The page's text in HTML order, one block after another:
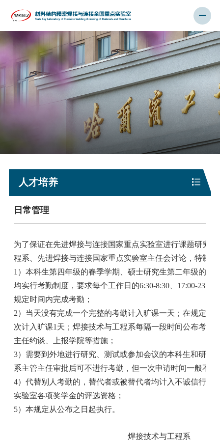
人才培养
日常管理
为了保证在先进焊接与连接国家重点实验室进行课题研究
程系、先进焊接与连接国家重点实验室主任会讨论，特制
1） 本科生第四年级的春季学期、硕士研究生第二年级的秋
均实行考勤制度，要求每个工作日的6:30-8:30、17:00-23:00
规定时间内完成考勤；
2） 当天没有完成一个完整的考勤计入旷课一天；在规定时
次计入旷课1天；焊接技术与工程系每隔一段时间公布考勤
主任约谈、上报学院等措施；
3） 需要到外地进行研究、测试或参加会议的本科生和研究
系主管主任审批后可不进行考勤，但一次申请时间一般不得
4） 代替别人考勤的，替代者或被替代者均计入不诚信行为
实验室各项奖学金的评选资格；
5） 本规定从公布之日起执行。
焊接技术与工程系